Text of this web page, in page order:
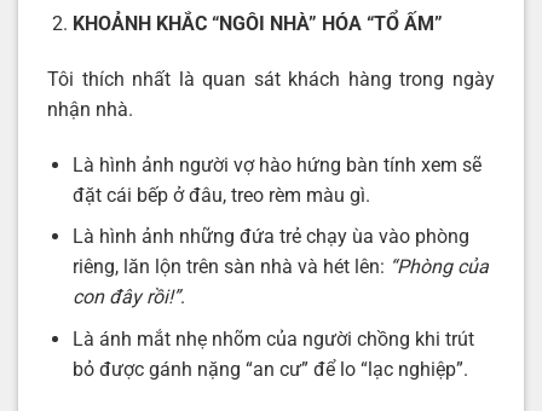
KHOẢNH KHẮC “NGÔI NHÀ” HÓA “TỔ ẤM”
Tôi thích nhất là quan sát khách hàng trong ngày
nhận nhà.
Là hình ảnh người vợ hào hứng bàn tính xem sẽ
đặt cái bếp ở đâu, treo rèm màu gì.
Là hình ảnh những đứa trẻ chạy ùa vào phòng
riêng, lăn lộn trên sàn nhà và hét lên: “Phòng của
con đây rồi!”.
Là ánh mắt nhẹ nhõm của người chồng khi trút
bỏ được gánh nặng “an cư” để lo “lạc nghiệp”.